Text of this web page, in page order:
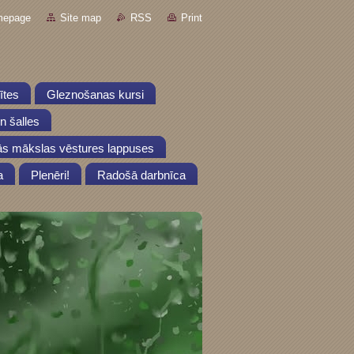
Site map RSS Print
Gleznošanas kursi
šalles
mākslas vēstures lappuses
Plenēri! Radošā darbnīca